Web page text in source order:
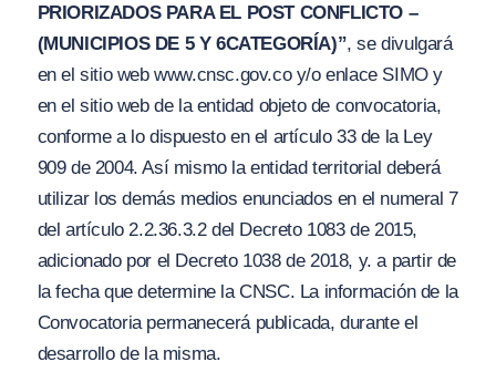
PRIORIZADOS PARA EL POST CONFLICTO –
(MUNICIPIOS DE 5 Y 6CATEGORÍA)”, se divulgará
en el sitio web www.cnsc.gov.co y/o enlace SIMO y
en el sitio web de la entidad objeto de convocatoria,
conforme a lo dispuesto en el artículo 33 de la Ley
909 de 2004. Así mismo la entidad territorial deberá
utilizar los demás medios enunciados en el numeral 7
del artículo 2.2.36.3.2 del Decreto 1083 de 2015,
adicionado por el Decreto 1038 de 2018, y. a partir de
la fecha que determine la CNSC. La información de la
Convocatoria permanecerá publicada, durante el
desarrollo de la misma.